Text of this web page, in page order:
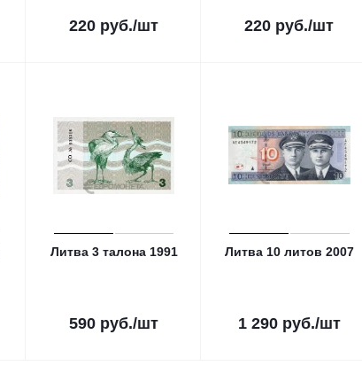
220 руб./шт 220 руб./шт
Литва 3 талона 1991
590 руб./шт
Литва 10 литов 2007
1 290руб./шт